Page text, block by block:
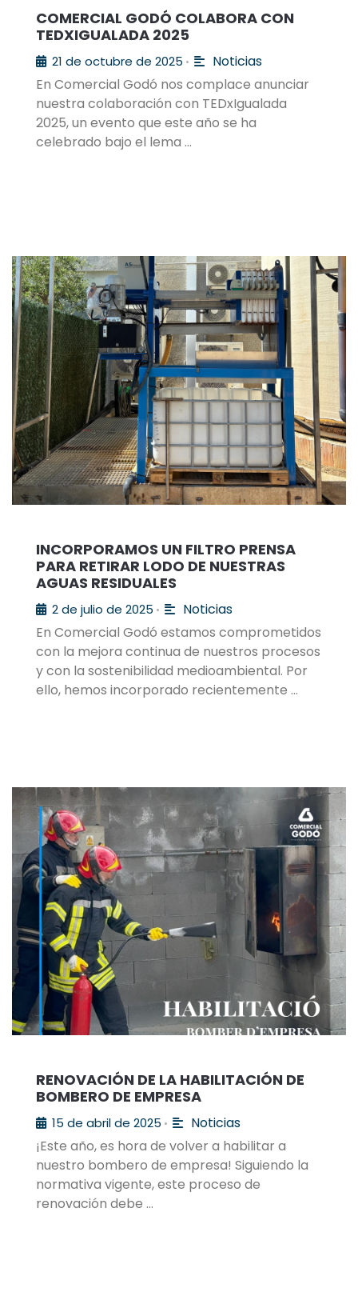
COMERCIAL GODÓ COLABORA CON
TEDXIGUALADA 2025
21 de octubre de 2025 •
Noticias
En Comercial Godó nos complace anunciar
nuestra colaboración con TEDxIgualada
2025, un evento que este año se ha
celebrado bajo el lema …
INCORPORAMOS UN FILTRO PRENSA
PARA RETIRAR LODO DE NUESTRAS
AGUAS RESIDUALES
2 de julio de 2025 •
Noticias
En Comercial Godó estamos comprometidos
con la mejora continua de nuestros procesos
y con la sostenibilidad medioambiental. Por
ello, hemos incorporado recientemente …
RENOVACIÓN DE LA HABILITACIÓN DE
BOMBERO DE EMPRESA
15 de abril de 2025 •
Noticias
¡Este año, es hora de volver a habilitar a
nuestro bombero de empresa! Siguiendo la
normativa vigente, este proceso de
renovación debe …